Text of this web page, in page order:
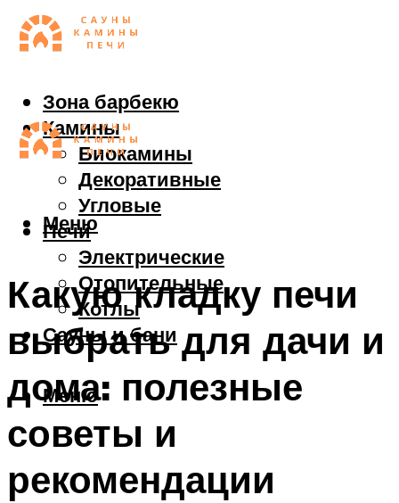
Зона барбекю
Камины
Биокамины
Декоративные
Угловые
Печи
Электрические
Отопительные
Котлы
Сауны и бани
Меню
Меню
Какую кладку печи
выбрать для дачи и
дома: полезные
советы и
рекомендации